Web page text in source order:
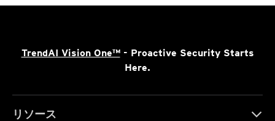
TrendAI Vision One™- Proactive Security Starts
Here.
リソース